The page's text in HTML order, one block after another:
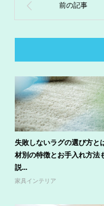
失敗しないラグの選び方と
材別の特徴とお手入れ方法
説...
家具インテリア